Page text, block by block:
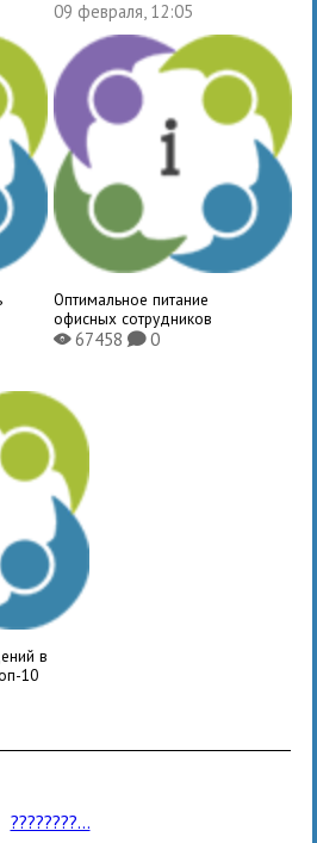
09 февраля, 12:05
Оптимальное питание
офисных сотрудников
X67458 K0
в
10
????????...